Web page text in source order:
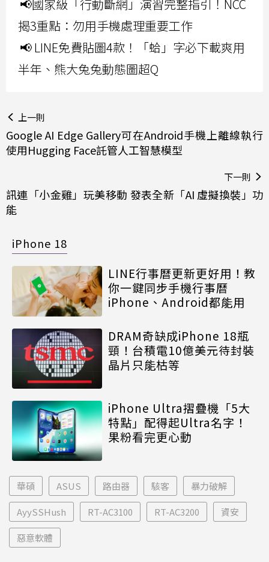
📢國家級「行動斷網」演習完整指引！NCC
揭3重點：勿用手機處理重要工作
📢 LINE免費貼圖4款！「蛤」字必下載爽用
半年、熊大兔兔動態圖超Q
上一則
Google AI Edge Gallery可在Android手機上離線執行
使用Hugging Face託管人工智慧模型
下一則
訊連「小金雞」玩美移動 發表全新「AI 虛擬換裝」功
能
iPhone 18
LINE行事曆更新更好用！教
你一鍵同步手機行事曆
iPhone、Android都能用
DRAM奇缺成iPhone 18瓶
頸！台積電10億美元待封裝
晶片只能枯等
iPhone Ultra摺疊機「5大
特點」配得起Ultra名字！
果粉看完更心動
華碩 ASUS 路由器 駭客 暴力破解
AyySSHush RT-AC3100 RT-AC3200 資安
惡意軟體